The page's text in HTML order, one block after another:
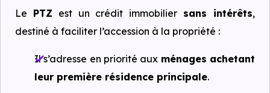
Ressources
Financer
Le PTZ est un crédit immobilier sans intérêts,
destiné à faciliter l’accession à la propriété :
Il s’adresse en priorité aux ménages achetant
leur première résidence principale.